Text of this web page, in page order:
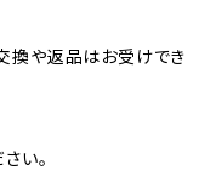
換や返品はお受けでき
い。